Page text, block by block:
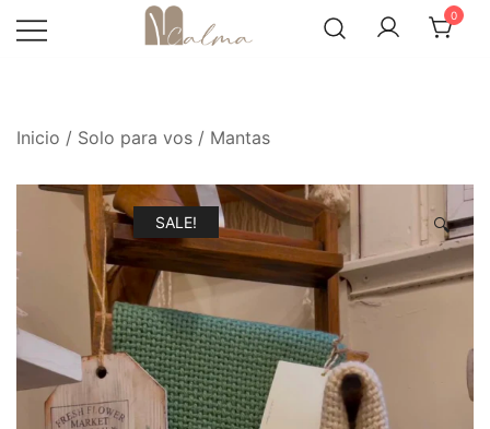
0
Inicio / Solo para vos / Mantas
SALE! 🔍